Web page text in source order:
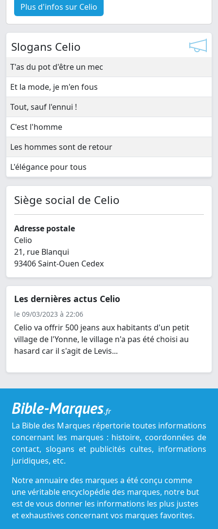
Plus d'infos sur Celio
Slogans Celio
T'as du pot d'être un mec
Et la mode, je m'en fous
Tout, sauf l'ennui !
C'est l'homme
Les hommes sont de retour
L'élégance pour tous
Siège social de Celio
Adresse postale
Celio
21, rue Blanqui
93406 Saint-Ouen Cedex
Les dernières actus Celio
le 09/03/2023 à 22:06
Celio va offrir 500 jeans aux habitants d'un petit
village de l'Yonne, le village n'a pas été choisi au
hasard car il s'agit de Levis...
Bible-Marques.fr
La Bible des Marques répertorie toutes informations
concernant les marques : histoire, coordonnées de
contact, slogans et publicités cultes, informations
juridiques, etc.
Notre annuaire des marques a été conçu comme
une véritable encyclopédie des marques, notre but
est de vous donner les informations les plus justes
et exhaustives concernant vos marques favorites.